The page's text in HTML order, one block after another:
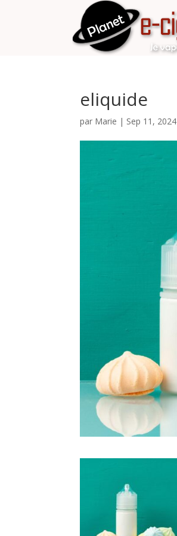
eliquide
par Marie | Sep 11, 2024